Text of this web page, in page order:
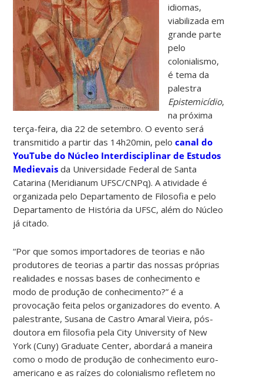
idiomas,
viabilizada em
grande parte
pelo
colonialismo,
é tema da
palestra
Epistemicídio,
na próxima
terça-feira, dia 22 de setembro. O evento será
transmitido a partir das 14h20min, pelo canal do
YouTube do Núcleo Interdisciplinar de Estudos
Medievais da Universidade Federal de Santa
Catarina (Meridianum UFSC/CNPq). A atividade é
organizada pelo Departamento de Filosofia e pelo
Departamento de História da UFSC, além do Núcleo
já citado.
“Por que somos importadores de teorias e não
produtores de teorias a partir das nossas próprias
realidades e nossas bases de conhecimento e
modo de produção de conhecimento?” é a
provocação feita pelos organizadores do evento. A
palestrante, Susana de Castro Amaral Vieira, pós-
doutora em filosofia pela City University of New
York (Cuny) Graduate Center, abordará a maneira
como o modo de produção de conhecimento euro-
americano e as raízes do colonialismo refletem no